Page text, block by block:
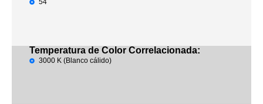
54
Temperatura de Color Correlacionada:
3000 K (Blanco cálido)